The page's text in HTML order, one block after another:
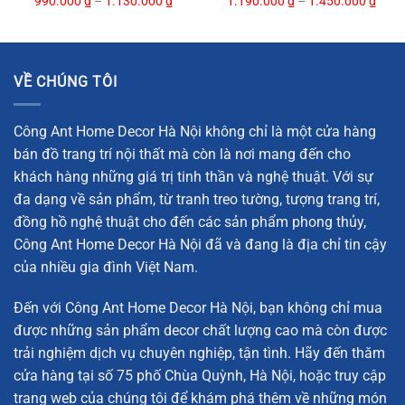
tài lộc. Chú mèo may mắn với bàn tay vẫy chào luôn được
không gian kinh doanh không chỉ giúp tạo ra một không
khí vui vẻ, ấm áp mà còn mang lại sự thuận lợi, thu hút
khách hàng và tài lộc. Đặc biệt, sản phẩm của
Anthomedecorcòn có các chi tiết trang trí tinh xảo như các
đồng tiền vàng, mèo con và các biểu tượng mang đậm dấu
ấn văn hóa phương Đông, giúp làm nổi bật không gian của
bạn.
Với sự kết hợp hoàn hảo giữa màu sắc tươi sáng và thiết
kế thanh lịch, sản phẩm này sẽ giúp không gian của bạn
thêm phần sinh động và thu hút năng lượng tích cực.
Không chỉ là một món đồ decor trang trí, Mèo may mắn
VỀ CHÚNG TÔI
Công Ant Home Decor Hà Nội không chỉ là một cửa hàng
bán đồ trang trí nội thất mà còn là nơi mang đến cho
khách hàng những giá trị tinh thần và nghệ thuật. Với sự
đa dạng về sản phẩm, từ tranh treo tường, tượng trang trí,
đồng hồ nghệ thuật cho đến các sản phẩm phong thủy,
Công Ant Home Decor Hà Nội đã và đang là địa chỉ tin cậy
của nhiều gia đình Việt Nam.
Đến với Công Ant Home Decor Hà Nội, bạn không chỉ mua
được những sản phẩm decor chất lượng cao mà còn được
trải nghiệm dịch vụ chuyên nghiệp, tận tình. Hãy đến thăm
cửa hàng tại số 75 phố Chùa Quỳnh, Hà Nội, hoặc truy cập
trang web của chúng tôi để khám phá thêm về những món